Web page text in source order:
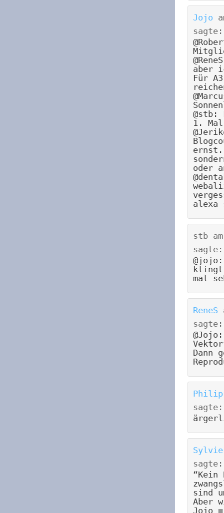
Jojo
sagte:
aber
Für
1.
oder
alexa
stb
sagte:
klingt
mal
ReneS
sagte:
Dann
Philip
sagte:
Sylvie
sagte:
sind
Aber
Jojo